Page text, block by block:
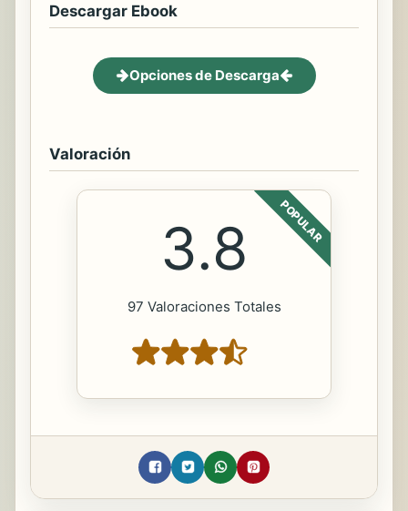
Descargar Ebook
Opciones de Descarga
Valoración
POPULAR
3.8
97 Valoraciones Totales